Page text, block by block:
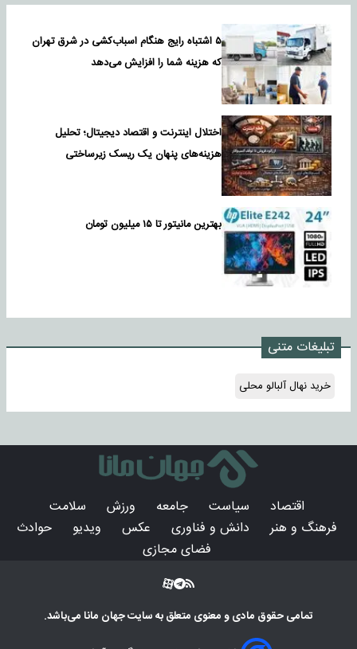
۵ اشتباه رایج هنگام اسباب‌کشی در شرق تهران
که هزینه شما را افزایش می‌دهد
اختلال اینترنت و اقتصاد دیجیتال؛ تحلیل
هزینه‌های پنهان یک ریسک زیرساختی
بهترین مانیتور تا ۱۵ میلیون تومان
تبلیغات متنی
خرید نهال آلبالو محلی
اقتصاد سیاست جامعه ورزش
سلامت
فرهنگ و هنر
دانش و فناوری عکس ویدیو
حوادث
فضای مجازی
تمامی حقوق مادی و معنوی متعلق به سایتجهان مانامی‌باشد.